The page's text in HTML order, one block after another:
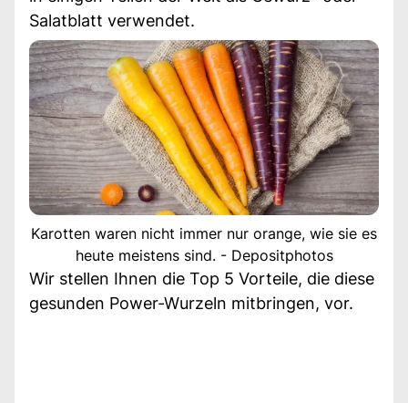
Salatblatt verwendet.
Karotten waren nicht immer nur orange, wie sie es
heute meistens sind. - Depositphotos
Wir stellen Ihnen die Top 5 Vorteile, die diese
gesunden Power-Wurzeln mitbringen, vor.